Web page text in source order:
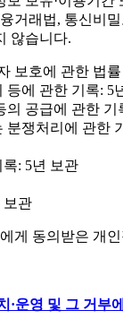
거래법, 통신비
않습니다.
보호에 관한 법률
등에 관한 기록: 5
의 공급에 관한 기
분쟁처리에 관한
: 5년 보관
보관
게 동의받은 개
·운영 및 그 거부